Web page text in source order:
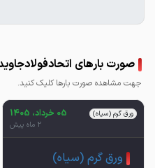
صورت بارهای
جهت مشاهده صورت بارها کلیک کنید.
ورق گرم (سیاه) 05 خرداد، 1405
2 ماه پیش
ورق گرم (سیاه)